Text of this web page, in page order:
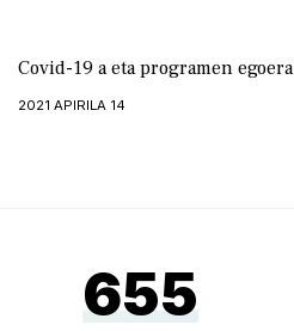
Covid-19 a eta programen egoera
2021 APIRILA 14
655